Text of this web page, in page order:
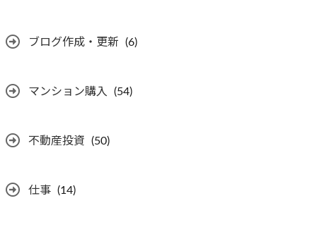
ブログ作成・更新 (6)
マンション購入 (54)
不動産投資 (50)
仕事 (14)